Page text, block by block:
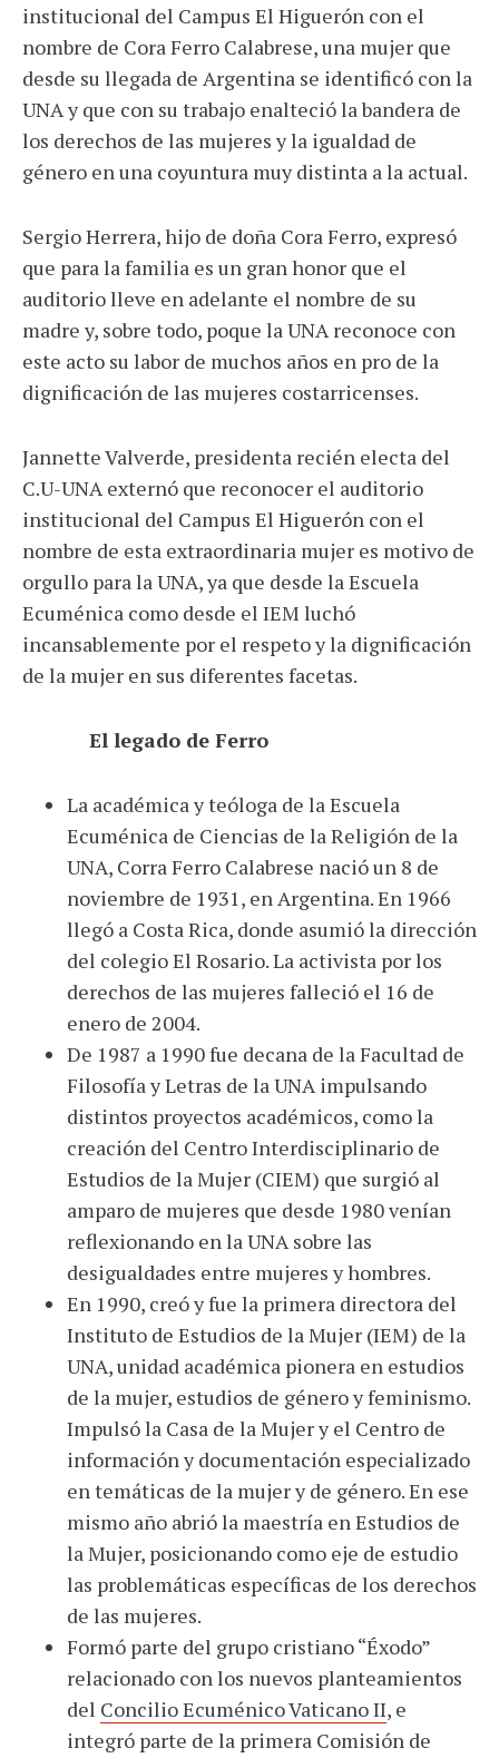
institucional del Campus El Higuerón con el
nombre de Cora Ferro Calabrese, una mujer que
desde su llegada de Argentina se identificó con la
UNA y que con su trabajo enalteció la bandera de
los derechos de las mujeres y la igualdad de
género en una coyuntura muy distinta a la actual.
Sergio Herrera, hijo de doña Cora Ferro, expresó
que para la familia es un gran honor que el
auditorio lleve en adelante el nombre de su
madre y, sobre todo, poque la UNA reconoce con
este acto su labor de muchos años en pro de la
dignificación de las mujeres costarricenses.
Jannette Valverde, presidenta recién electa del
C.U-UNA externó que reconocer el auditorio
institucional del Campus El Higuerón con el
nombre de esta extraordinaria mujer es motivo de
orgullo para la UNA, ya que desde la Escuela
Ecuménica como desde el IEM luchó
incansablemente por el respeto y la dignificación
de la mujer en sus diferentes facetas.
El legado de Ferro
La académica y teóloga de la Escuela
Ecuménica de Ciencias de la Religión de la
UNA, Corra Ferro Calabrese nació un 8 de
noviembre de 1931, en Argentina. En 1966
llegó a Costa Rica, donde asumió la dirección
del colegio El Rosario. La activista por los
derechos de las mujeres falleció el 16 de
enero de 2004.
De 1987 a 1990 fue decana de la Facultad de
Filosofía y Letras de la UNA impulsando
distintos proyectos académicos, como la
creación del Centro Interdisciplinario de
Estudios de la Mujer (CIEM) que surgió al
amparo de mujeres que desde 1980 venían
reflexionando en la UNA sobre las
desigualdades entre mujeres y hombres.
En 1990, creó y fue la primera directora del
Instituto de Estudios de la Mujer (IEM) de la
UNA, unidad académica pionera en estudios
de la mujer, estudios de género y feminismo.
Impulsó la Casa de la Mujer y el Centro de
información y documentación especializado
en temáticas de la mujer y de género. En ese
mismo año abrió la maestría en Estudios de
la Mujer, posicionando como eje de estudio
las problemáticas específicas de los derechos
de las mujeres.
Formó parte del grupo cristiano “Éxodo”
relacionado con los nuevos planteamientos
del Concilio Ecuménico Vaticano II, e
integró parte de la primera Comisión de